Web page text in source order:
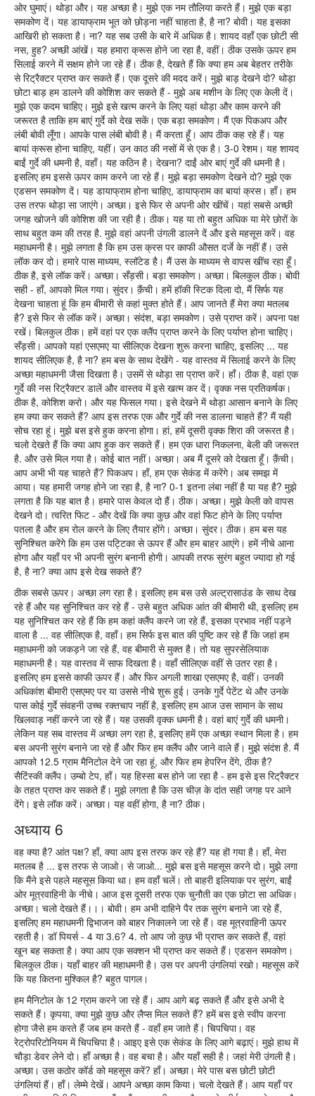
ओर घुमाएं। थोड़ा और। यह अच्छा है। मुझे एक नम तौलिया करते हैं। मुझे एक बड़ा
समकोण दें। यह डायाफ्राम भूत को छोड़ना नहीं चाहता है, है ना? बोवी। यह इसका
आखिरी हो सकता है। ना? यह सब उसी के बारे में अधिक है। शायद वहाँ एक छोटी सी
नस, हुह? अच्छी आंखें। यह हमारा क्रूस होने जा रहा है, वहीं। ठीक उसके ऊपर हम
सिलाई करने में सक्षम होने जा रहे हैं। ठीक है, देखते हैं कि क्या हम अब बेहतर तरीके
से रिट्रैक्टर प्राप्त कर सकते हैं। एक दूसरे की मदद करें। मुझे बाड़ देखने दो? थोड़ा
छोटा बाड़ हम डालने की कोशिश कर सकते हैं - मुझे अब मशीन के लिए एक केली दें।
मुझे एक कदम चाहिए। मुझे इसे खत्म करने के लिए यहां थोड़ा और काम करने की
जरूरत है ताकि हम बाएं गुर्दे को देख सकें। एक बड़ा समकोण। मैं एक पिकअप और
लंबी बोवी लूँगा। आपके पास लंबी बोवी है। मैं करता हूँ। आप ठीक कह रहे हैं। यह
बायां क्रूस होना चाहिए, यहीं। उन काठ की नसों में से एक है। 3-0 रेशम। यह शायद
बाईं गुर्दे की धमनी है, वहाँ। यह कठिन है। देखना? दाईं ओर बाएं गुर्दे की धमनी है।
इसलिए हम इससे ऊपर काम करने जा रहे हैं। मुझे बड़ा समकोण देखने दो? मुझे एक
एडसन समकोण दें। यह डायाफ्राम होना चाहिए, डायाफ्राम का बायां क्रस। हाँ। हम
उस तरफ थोड़ा सा जाएंगे। अच्छा। इसे फिर से अपनी ओर खींचें। यहां सबसे अच्छी
जगह खोजने की कोशिश की जा रही है। ठीक। यह या तो बहुत अधिक या मेरे छोरों के
साथ बहुत कम की तरह है. मुझे वहां अपनी उंगली डालने दें और इसे महसूस करें। वह
महाधमनी है। मुझे लगता है कि हम उस क्रस पर काफी औसत दर्जे के नहीं हैं। उसे
लॉक कर दो। हमारे पास माध्यम, स्लॉटेड है। मैं उस के माध्यम से वापस खींच रहा हूँ।
ठीक है, इसे लॉक करें। अच्छा। सँड़सी। बड़ा समकोण। अच्छा। बिलकुल ठीक। बोवी
सही - हाँ, आपको मिल गया। सुंदर। क़ैंची। हमें हॉकी स्टिक दिला दो, मैं सिर्फ यह
देखना चाहता हूं कि हम बीमारी से कहां मुक्त होते हैं। आप जानते हैं मेरा क्या मतलब
है? इसे फिर से लॉक करें। अच्छा। संदंश, बड़ा समकोण। उसे प्राप्त करें। अपना पक्ष
रखें। बिलकुल ठीक। हमें वहां पर एक क्लैंप प्राप्त करने के लिए पर्याप्त होना चाहिए।
सँड़सी। आपको यहां एसएमए या सीलिएक देखना शुरू करना चाहिए, इसलिए ... यह
शायद सीलिएक है, है ना? हम बस के साथ देखेंगे - यह वास्तव में सिलाई करने के लिए
अच्छा महाधमनी जैसा दिखता है। उसमें से थोड़ा सा प्राप्त करें। हाँ। ठीक है, वहां एक
गुर्दे की नस रिट्रैक्टर डालें और वास्तव में इसे खत्म कर दें। वृक्क नस प्रतिकर्षक।
ठीक है, कोशिश करो। और यह फिसल गया। इसे देखने में थोड़ा आसान बनाने के लिए
हम क्या कर सकते हैं? आप इस तरफ एक और गुर्दे की नस डालना चाहते हैं? मैं यही
सोच रहा हूं। मुझे बस इसे हुक करना होगा। हां, हमें दूसरी वृक्क शिरा की जरूरत है।
चलो देखते हैं कि क्या आप हुक कर सकते हैं। हम एक धारा निकलना, बेली की जरूरत
है. और उसे मिल गया है। कोई बात नहीं। अच्छा। अब मैं दूसरे को देखता हूँ। क़ैंची।
आप अभी भी यह चाहते हैं? पिकअप। हाँ, हम एक सेकंड में करेंगे। अब समझ में
आया। यह हमारी जगह होने जा रहा है, है ना? 0-1 इतना लंबा नहीं है या यह है? मुझे
लगता है कि यह बात है। हमारे पास केवल दो हैं। ठीक। अच्छा। मुझे केली को वापस
देखने दो। त्वरित फिट - और देखें कि क्या कुछ और वहां फिट होने के लिए पर्याप्त
पतला है और हम रोल करने के लिए तैयार होंगे। अच्छा। सुंदर। ठीक। हम बस यह
सुनिश्चित करेंगे कि हम उस पट्टिका से ऊपर हैं और हम बाहर आएंगे। हमें नीचे आना
होगा और यहाँ पर भी अपनी सुरंग बनानी होगी। आपकी तरफ सुरंग बहुत ज्यादा हो गई
है, है ना? क्या आप इसे देख सकते हैं?
ठीक सबसे ऊपर। अच्छा लग रहा है। इसलिए हम बस उसे अल्ट्रासाउंड के साथ देख
रहे हैं और यह सुनिश्चित कर रहे हैं - उसे बहुत अधिक आंत की बीमारी थी, इसलिए हम
यह सुनिश्चित कर रहे हैं कि हम कहां क्लैंप करने जा रहे हैं, इसका प्रभाव नहीं पड़ने
वाला है ... वह सीलिएक है, वहाँ। हम सिर्फ इस बात की पुष्टि कर रहे हैं कि जहां हम
महाधमनी को जकड़ने जा रहे हैं, वह बीमारी से मुक्त है। तो यह सुपरसेलियाक
महाधमनी है। यह वास्तव में साफ दिखता है। वहाँ सीलिएक वहीं से उतर रहा है।
इसलिए हम इससे काफी ऊपर हैं। और फिर अगली शाखा एसएमए है, वहीं। उनकी
अधिकांश बीमारी एसएमए पर या उससे नीचे शुरू हुई। उनके गुर्दे पेटेंट थे और उनके
पास कोई गुर्दे संवहनी उच्च रक्तचाप नहीं है, इसलिए हम आज उस सामान के साथ
खिलवाड़ नहीं करने जा रहे हैं। यह उसकी वृक्क धमनी है। वहां बाएं गुर्दे की धमनी।
लेकिन यह सब वास्तव में अच्छा लग रहा है, इसलिए हमें एक अच्छा स्थान मिला है। हम
बस अपनी सुरंग बनाने जा रहे हैं और फिर हम क्लैंप और जाने वाले हैं। मुझे संदंश है. मैं
आपको 12.5 ग्राम मैनिटोल देने जा रहा हूं, और फिर हम हेपरिन देंगे, ठीक है?
सैटिंस्की क्लैंप। उम्बो टेप, हाँ। यह हिस्सा बस होने जा रहा है - हम इसे इस रिट्रैक्टर
के तहत प्राप्त कर सकते हैं। मुझे लगता है कि उस चीज़ के दांत सही जगह पर आने
देंगे। इसे लॉक करें। अच्छा। यह वहीं होगा, है ना? ठीक।
अध्याय 6
वह क्या है? आंत पक्ष? हाँ, क्या आप इस तरफ कर रहे हैं? यह हॊ गया है। हाँ, मेरा
मतलब है ... इस तरफ से जाओ। से जाओ... मुझे बस इसे महसूस करने दो। मुझे लगा
कि मैंने इसे पहले महसूस किया था। हम वहाँ चलें। तो बाहरी इलियाक पर सुरंग, बाईं
ओर मूत्रवाहिनी के नीचे। आज इस दूसरी तरफ एक चुनौती का एक छोटा सा अधिक।
अच्छा। चलो देखते हैं।।। बोवी। हम अभी दाहिने पैर तक सुरंग बनाने जा रहे हैं,
इसलिए हम महाधमनी द्विभाजन को बाहर निकालने जा रहे हैं। वह मूत्रवाहिनी ऊपर
रहती है। डॉ पियर्स - 4 या 3.6? 4. तो आप जो कुछ भी प्राप्त कर सकते हैं, वहां
खून बह सकता है। क्या आप एक सक्शन भी प्राप्त कर सकते हैं। एडसन समकोण।
बिलकुल ठीक। यहाँ बाहर की महाधमनी है। उस पर अपनी उंगलियां रखो। महसूस करें
कि यह कितना मुश्किल है? बहुत पागल।
हम मैनिटोल के 12 ग्राम करने जा रहे हैं। आप आगे बढ़ सकते हैं और इसे अभी दे
सकते हैं। कृपया, क्या मुझे कुछ और लैप्स मिल सकते हैं? हमें बस इसे स्वीप करना
होगा जैसे हम करते हैं जब हम करते हैं - वहाँ हम जाते हैं। चिपचिपा। वह
रेट्रोपरिटोनियम में चिपचिपा है। आइए इसे एक सेकंड के लिए आगे बढ़ाएं। मुझे हाथ में
चौड़ा डेवर लेने दो। हाँ अच्छा है। वह बचा है। और यहाँ सही है। जहां मेरी उंगली है।
अच्छा। उस कठोर कॉर्ड को महसूस करें? हाँ। अच्छा। मेरे पास बस छोटी छोटी
उंगलियां हैं। हाँ। लेम्मे देखें। आपने अच्छा काम किया। चलो देखते हैं। आप यहाँ पर